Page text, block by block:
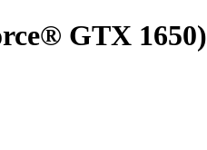
GTX 1650)